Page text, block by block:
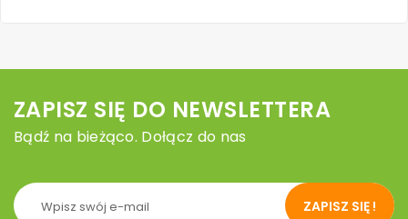
ZAPISZ SIĘ DO NEWSLETTERA
Bądź na bieżąco. Dołącz do nas
ZAPISZ SIĘ !